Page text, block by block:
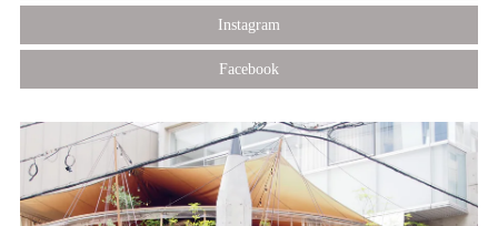
Instagram
Facebook